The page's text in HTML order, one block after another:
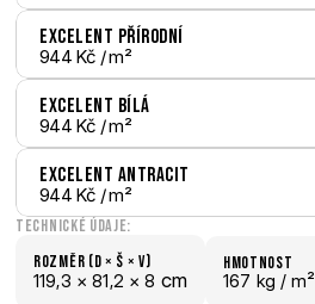
Excelent Přírodní
944 Kč / m²
Excelent Bílá
944 Kč / m²
Excelent Antracit
944 Kč / m²
Technické údaje:
Rozměr (D × š × V)
119,3 × 81,2 × 8 cm
hmotnost
167 kg / m²